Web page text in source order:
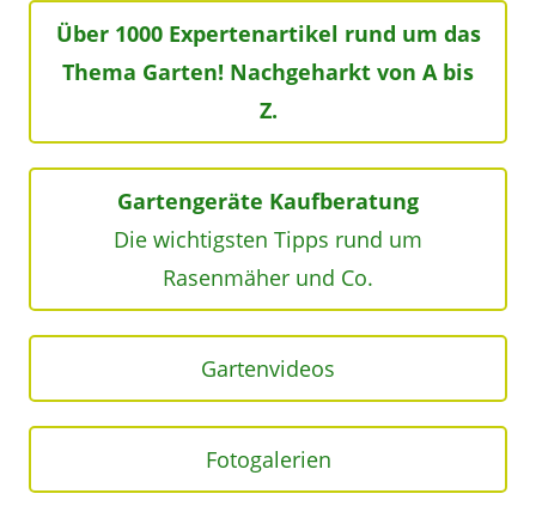
Über 1000 Expertenartikel rund um das
Thema Garten! Nachgeharkt von A bis
Z.
Gartengeräte Kaufberatung
Die wichtigsten Tipps rund um
Rasenmäher und Co.
Gartenvideos
Fotogalerien